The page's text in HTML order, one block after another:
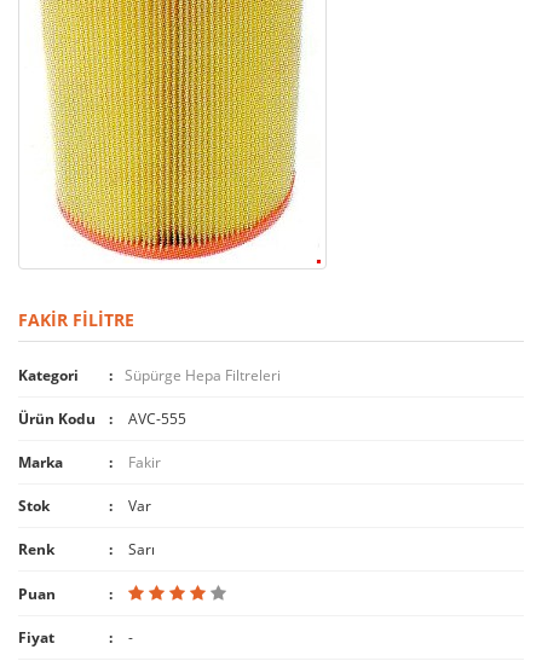
FAKIR FILITRE
Kategori Süpürge Hepa Filtreleri
Ürün Kodu AVC-555
Marka Fakir
Stok Var
Renk Sarı
Puan
Fiyat -